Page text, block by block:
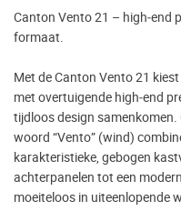
Canton Vento 21 – high‑end
formaat.
Met de Canton Vento 21
met overtuigende high‑end
tijdloos design
woord “Vento” (wind)
karakteristieke, gebogen
achterpanelen tot een
moeiteloos in uiteenlopende